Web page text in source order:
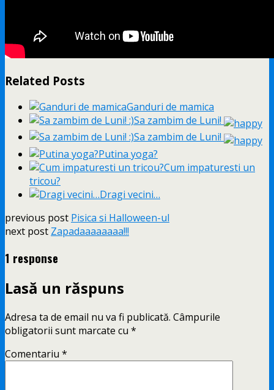
Related Posts
Ganduri de mamica
Sa zambim de Luni!
Sa zambim de Luni!
Putina yoga?
Cum impaturesti un
tricou?
Dragi vecini…
previous post Pisica si Halloween-ul
next post Zapadaaaaaaaa!!!
1 response
Lasă un răspuns
Adresa ta de email nu va fi publicată. Câmpurile
obligatorii sunt marcate cu *
Comentariu *